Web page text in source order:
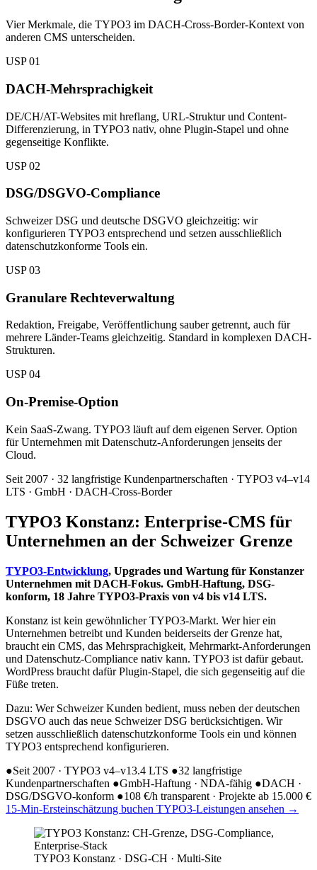
Vier Merkmale, die TYPO3 im DACH-Cross-Border-Kontext von
anderen CMS unterscheiden.
USP 01
DACH-Mehrsprachigkeit
DE/CH/AT-Websites mit hreflang, URL-Struktur und Content-
Differenzierung, in TYPO3 nativ, ohne Plugin-Stapel und ohne
gegenseitige Konflikte.
USP 02
DSG/DSGVO-Compliance
Schweizer DSG und deutsche DSGVO gleichzeitig: wir
konfigurieren TYPO3 entsprechend und setzen ausschließlich
datenschutzkonforme Tools ein.
USP 03
Granulare Rechteverwaltung
Redaktion, Freigabe, Veröffentlichung sauber getrennt, auch für
mehrere Länder-Teams gleichzeitig. Standard in komplexen DACH-
Strukturen.
USP 04
On-Premise-Option
Kein SaaS-Zwang. TYPO3 läuft auf dem eigenen Server. Option
für Unternehmen mit Datenschutz-Anforderungen jenseits der
Cloud.
Seit 2007 · 32 langfristige Kundenpartnerschaften · TYPO3 v4–v14
LTS · GmbH · DACH-Cross-Border
TYPO3 Konstanz: Enterprise-CMS für
Unternehmen an der Schweizer Grenze
TYPO3-Entwicklung, Upgrades und Wartung für Konstanzer
Unternehmen mit DACH-Fokus. GmbH-Haftung, DSG-
konform, 18 Jahre TYPO3-Praxis von v4 bis v14 LTS.
Konstanz ist kein gewöhnlicher TYPO3-Markt. Wer hier ein
Unternehmen betreibt und Kunden beiderseits der Grenze hat,
braucht ein CMS, das Mehrsprachigkeit, Mehrmarkt-Anforderungen
und Datenschutz-Compliance nativ kann. TYPO3 ist dafür gebaut.
WordPress braucht dafür Plugin-Stapel, die sich gegenseitig auf die
Füße treten.
Dazu: Wer Schweizer Kunden bedient, muss neben der deutschen
DSGVO auch das neue Schweizer DSG berücksichtigen. Wir
setzen ausschließlich datenschutzkonforme Tools ein und können
TYPO3 entsprechend konfigurieren.
●Seit 2007 · TYPO3 v4–v13.4 LTS ●32 langfristige
Kundenpartnerschaften ●GmbH-Haftung · NDA-fähig ●DACH ·
DSG/DSGVO-konform ●108 €/h transparent · Projekte ab 15.000 €
15-Min-Ersteinschätzung buchen TYPO3-Leistungen ansehen →
TYPO3 Konstanz · DSG-CH · Multi-Site